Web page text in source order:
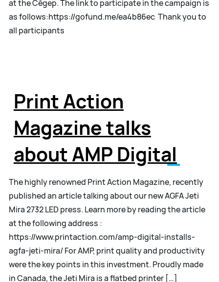
at the Cégep. The link to participate in the campaign is
as follows:https://gofund.me/ea4b86ec Thank you to
all participants
Print Action
Magazine talks
about AMP Digital
The highly renowned Print Action Magazine, recently
published an article talking about our new AGFA Jeti
Mira 2732 LED press. Learn more by reading the article
at the following address :
https://www.printaction.com/amp-digital-installs-
agfa-jeti-mira/ For AMP, print quality and productivity
were the key points in this investment. Proudly made
in Canada, the Jeti Mira is a flatbed printer […]